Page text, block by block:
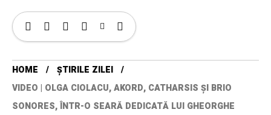
HOME
ȘTIRILE ZILEI
VIDEO | OLGA CIOLACU, AKORD, CATHARSIS ȘI BRIO
SONORES, ÎNTR-O SEARĂ DEDICATĂ LUI GHEORGHE